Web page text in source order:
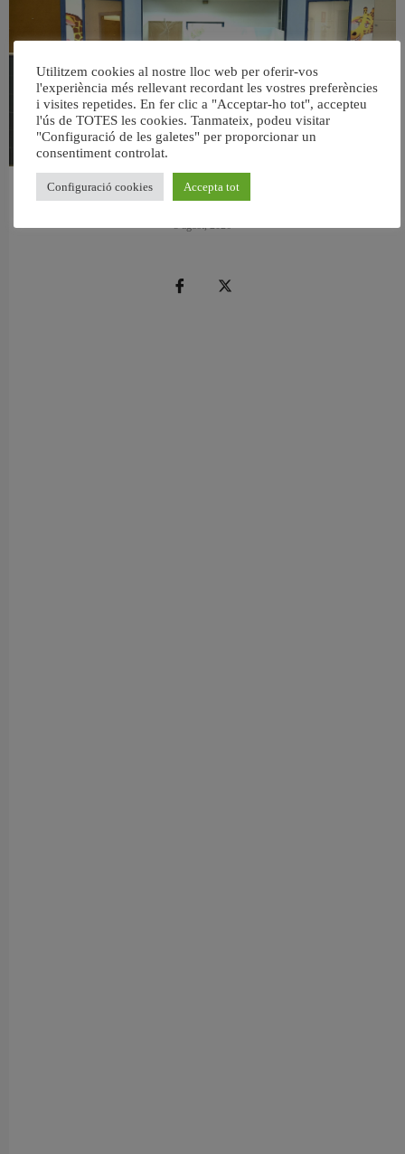
València reforma l’Escola Infantil Pardalets i instal·larà aire condicionat a totes
Utilitzem cookies al nostre lloc web per oferir-vos
l'experiència més rellevant recordant les vostres preferències
i visites repetides. En fer clic a "Acceptar-ho tot", accepteu
l'ús de TOTES les cookies. Tanmateix, podeu visitar
"Configuració de les galetes" per proporcionar un
consentiment controlat.
Configuració cookies Accepta tot